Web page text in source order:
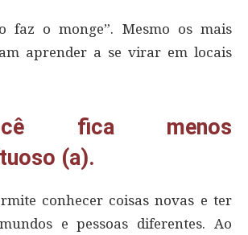
faz o monge”. Mesmo os mais
aprender a se virar em locais
fica menos
(a).
conhecer coisas novas e ter
e pessoas diferentes. Ao